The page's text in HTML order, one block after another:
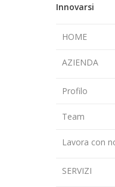
Innovarsi
HOME
AZIENDA
Profilo
Team
Lavora con
SERVIZI